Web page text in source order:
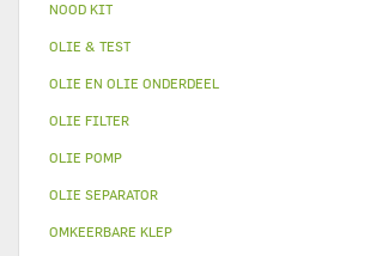
NOOD KIT
OLIE & TEST
OLIE EN OLIE ONDERDEEL
OLIE FILTER
OLIE POMP
OLIE SEPARATOR
OMKEERBARE KLEP